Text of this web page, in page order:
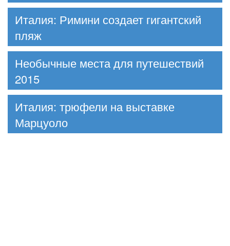
Италия: Римини создает гигантский
пляж
Необычные места для путешествий
2015
Италия: трюфели на выставке
Марцуоло